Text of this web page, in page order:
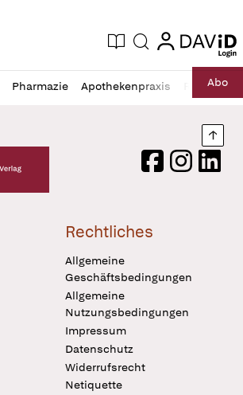
Zeitung
Aktuelle Ausgabe
Suche login
login
Pharmazie Apothekenpraxis RechtAbo
Verlag Logo
FacebookInstagram
Rechtliches
Allgemeine
Geschäftsbedingungen
Allgemeine
Nutzungsbedingungen
Impressum
Datenschutz
Widerrufsrecht
Netiquette